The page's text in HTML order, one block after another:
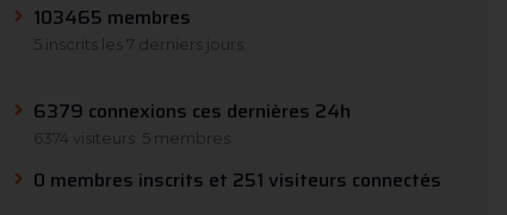
103465 membres
5 inscrits les 7 derniers jours
6379 connexions ces dernières 24h
6374 visiteurs 5 membres
0 membres inscrits et 251 visiteurs connectés